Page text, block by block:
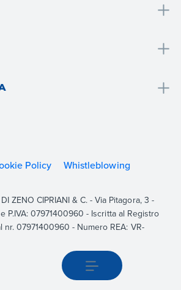
esterne
strutturale
Policy Whistleblowing
ZENO CIPRIANI & C. - Via Pitagora, 3 -
P.IVA: 07971400960 - Iscritta al Registro
nr. 07971400960 - Numero REA: VR-